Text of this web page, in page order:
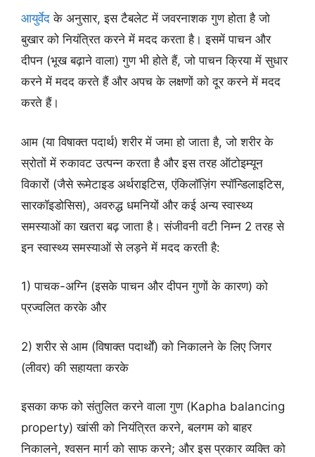
आयुर्वेदके अनुसार, इस टैबलेट में जवरनाशक गुण होता है जो
बुखार को नियंत्रित करने में मदद करता है। इसमें पाचन और
दीपन (भूख बढ़ाने वाला) गुण भी होते हैं, जो पाचन क्रिया में सुधार
करने में मदद करते हैं और अपच के लक्षणों को दूर करने में मदद
करते हैं।
आम (या विषाक्त पदार्थ) शरीर में जमा हो जाता है, जो शरीर के
स्रोतों में रुकावट उत्पन्न करता है और इस तरह ऑटोइम्यून
विकारों (जैसे रूमेटाइड अर्थराइटिस, एंकिलॉज़िंग स्पॉन्डिलाइटिस,
सारकॉइडोसिस), अवरुद्ध धमनियों और कई अन्य स्वास्थ्य
समस्याओं का खतरा बढ़ जाता है। संजीवनी वटी निम्न 2 तरह से
इन स्वास्थ्य समस्याओं से लड़ने में मदद करती है:
1) पाचक-अग्नि (इसके पाचन और दीपन गुणों के कारण) को
प्रज्वलित करके और
2) शरीर से आम (विषाक्त पदार्थों) को निकालने के लिए जिगर
(लीवर) की सहायता करके
इसका कफ को संतुलित करने वाला गुण (Kapha balancing
property) खांसी को नियंत्रित करने, बलगम को बाहर
निकालने, श्वसन मार्ग को साफ करने; और इस प्रकार व्यक्ति को